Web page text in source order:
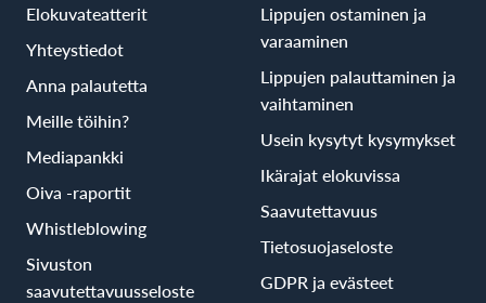
Elokuvateatterit
Yhteystiedot
Anna palautetta
Meille töihin?
Mediapankki
Oiva -raportit
Whistleblowing
Sivuston
saavutettavuusseloste
Lippujen ostaminen ja
varaaminen
Lippujen palauttaminen ja
vaihtaminen
Usein kysytyt kysymykset
Ikärajat elokuvissa
Saavutettavuus
Tietosuojaseloste
GDPR ja evästeet